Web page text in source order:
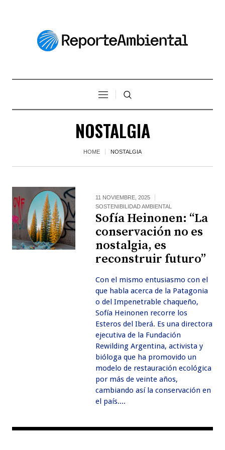
NOSTALGIA
HOME NOSTALGIA
11 NOVIEMBRE, 2025
SOSTENIBILIDAD AMBIENTAL
Sofía Heinonen: “La
conservación no es
nostalgia, es
reconstruir futuro”
Con el mismo entusiasmo con el
que habla acerca de la Patagonia
o del Impenetrable chaqueño,
Sofía Heinonen recorre los
Esteros del Iberá. Es una directora
ejecutiva de la Fundación
Rewilding Argentina, activista y
bióloga que ha promovido un
modelo de restauración ecológica
por más de veinte años,
cambiando así la conservación en
el país....